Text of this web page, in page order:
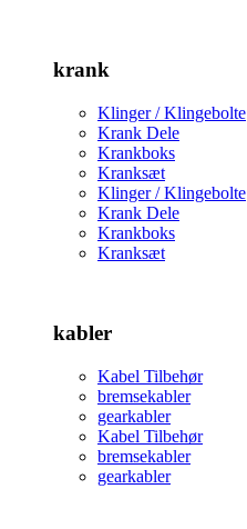
krank
Klinger / Klingebolte
Krank Dele
Krankboks
Kranksæt
Klinger / Klingebolte
Krank Dele
Krankboks
Kranksæt
kabler
Kabel Tilbehør
bremsekabler
gearkabler
Kabel Tilbehør
bremsekabler
gearkabler